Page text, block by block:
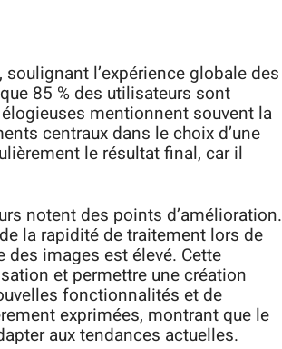
l’expérience globale des
85 % des utilisateurs sont
mentionnent souvent la
centraux dans le choix d’une
le résultat final, car il
notent des points d’amélioration.
la rapidité de traitement lors de
des images est élevé. Cette
et permettre une création
fonctionnalités et de
exprimées, montrant que le
aux tendances actuelles.